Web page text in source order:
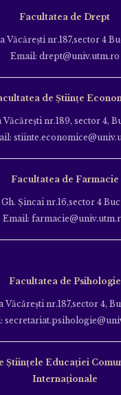
Facultatea de Drept
Văcăreşti nr.187,sector 4
Email: drept@univ.utm.ro
de Științe
Văcăreşti nr.189, sector 4,
Facultatea de Farmacie
Gh. Şincai nr.16,sector 4
Email:
Facultatea de Psihologie
Văcăreşti nr.187,sector 4,
Ştiinţele Educației
Internaționale